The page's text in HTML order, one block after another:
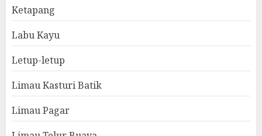
Ketapang
Labu Kayu
Letup-letup
Limau Kasturi Batik
Limau Pagar